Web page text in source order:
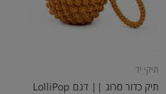
תיקי יד
תיק כדור סרוג || דגם LolliPop